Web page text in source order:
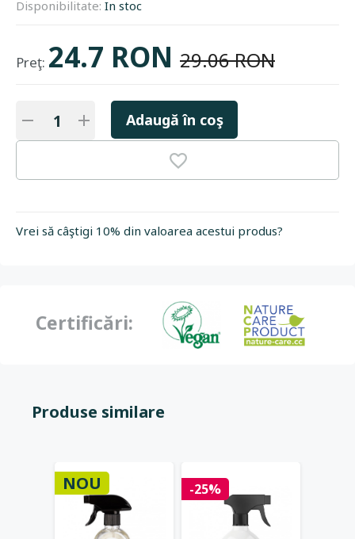
Disponibilitate: In stoc
Preţ: 24.7 RON 29.06 RON
Adaugă în coş
Vrei să câştigi 10% din valoarea acestui produs?
Certificări:
Produse similare
NOU -25%